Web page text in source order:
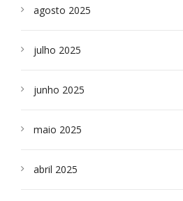
agosto 2025
julho 2025
junho 2025
maio 2025
abril 2025